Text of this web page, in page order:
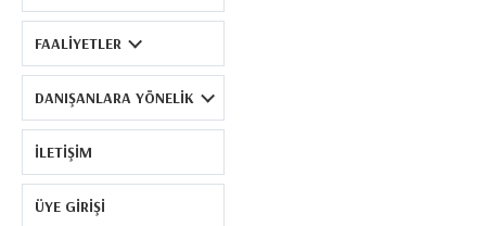
FAALIYETLER
DANIŞANLARA YÖNELIK
İLETIŞIM
ÜYE GIRIŞI